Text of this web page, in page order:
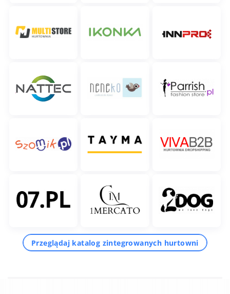
Przeglądaj katalog zintegrowanych hurtowni